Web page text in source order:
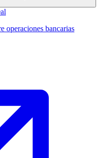
operaciones bancarias